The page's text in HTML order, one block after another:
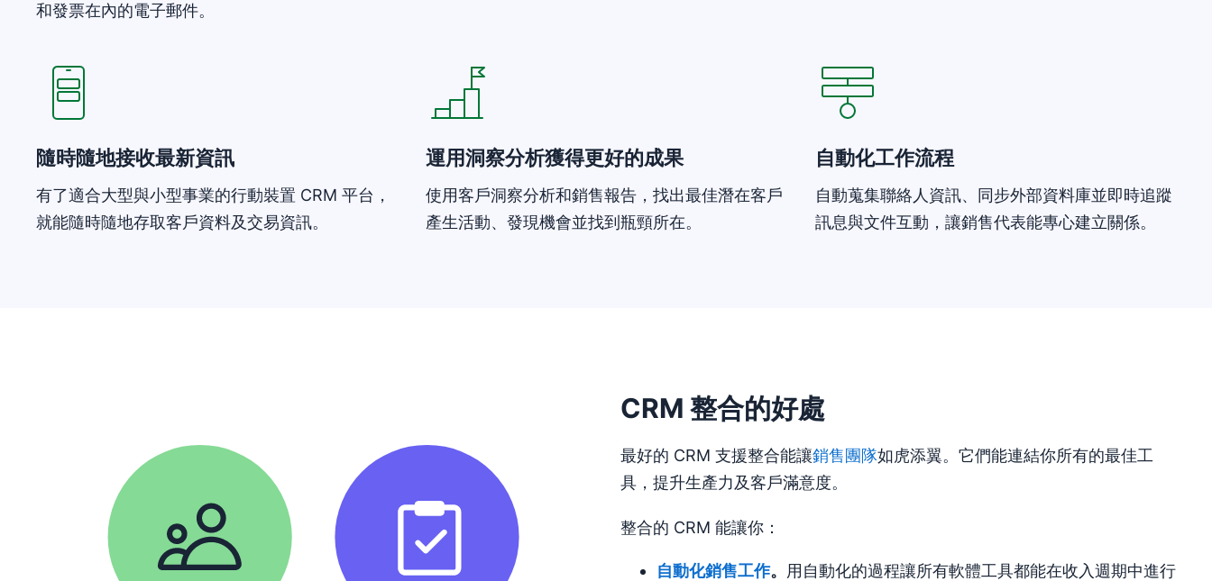
和發票在內的電子郵件。
隨時隨地接收最新資訊
有了適合大型與小型事業的行動裝置 CRM 平台，
就能隨時隨地存取客戶資料及交易資訊。
運用洞察分析獲得更好的成果
使用客戶洞察分析和銷售報告，找出最佳潛在客戶
產生活動、發現機會並找到瓶頸所在。
自動化工作流程
自動蒐集聯絡人資訊、同步外部資料庫並即時追蹤
訊息與文件互動，讓銷售代表能專心建立關係。
CRM 整合的好處
最好的 CRM 支援整合能讓銷售團隊如虎添翼。它們能連結你所有的最佳工
具，提升生產力及客戶滿意度。
整合的 CRM 能讓你：
自動化銷售工作。 用自動化的過程讓所有軟體工具都能在收入週期中進行